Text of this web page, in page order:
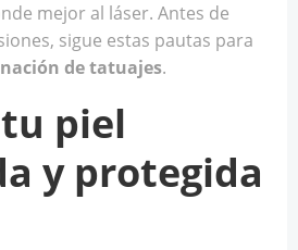
mejor al láser. Antes de
sigue estas pautas para
de tatuajes.
piel
y protegida